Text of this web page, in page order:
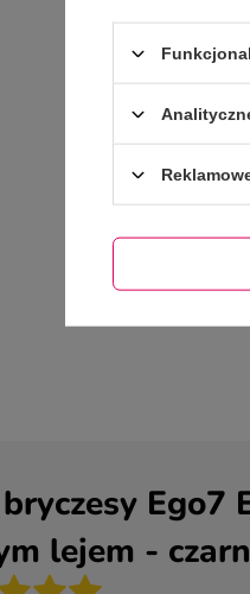
Podmiot
Ego7
lejem -